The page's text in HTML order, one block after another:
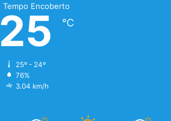
Tempo Encoberto
25 ℃
25º - 24º
76%
3.04 km/h